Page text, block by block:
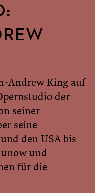
Andrew King auf
der
seiner
seine
den USA bis
und
für die